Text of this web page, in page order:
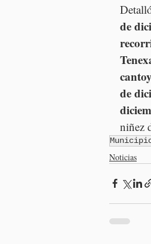
de
de
niñez
Noticias